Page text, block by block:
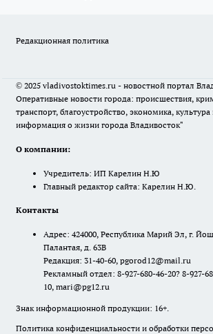
Редакционная политика
© 2025 vladivostoktimes.ru - новостной портал
Оперативные новости города: происшествия,
транспорт, благоустройство, экономика,
информация о жизни города Владивосток"
О компании:
Учредитель: ИП Карелин Н.Ю
Главный редактор сайта: Карелин Н.Ю.
Контакты
Адрес: 424000, Республика Марий Эл, г.
Палантая, д. 63В
Редакция: 31-40-60, pgorod12@mail.ru
Рекламный отдел: 8-927-680-46-20? 8-927-
10, mari@pg12.ru
Знак информационной продукции: 16+.
Политика конфиденциальности и обработки